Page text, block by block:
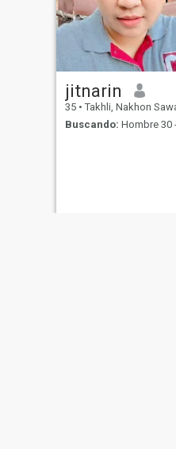
jitnarin
35 • Takhli, Nakhon Sawan,
Buscando: Hombre 30